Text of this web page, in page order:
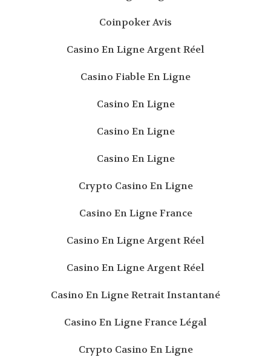
Coinpoker Avis
Casino En Ligne Argent Réel
Casino Fiable En Ligne
Casino En Ligne
Casino En Ligne
Casino En Ligne
Crypto Casino En Ligne
Casino En Ligne France
Casino En Ligne Argent Réel
Casino En Ligne Argent Réel
Casino En Ligne Retrait Instantané
Casino En Ligne France Légal
Crypto Casino En Ligne